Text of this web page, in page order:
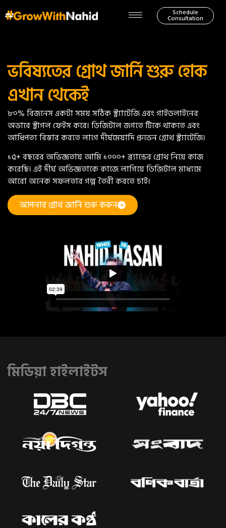
Schedule
Consultation
ভবিষ্যতের গ্রোথ জার্নি শুরু হোক
এখান থেকেই
৮০% বিজনেস একটা সময় সঠিক স্ট্র্যাটেজি এবং গাইডলাইনের
অভাবে স্ট্রাগল ফেইস করে। ডিজিটাল জগতে টিকে থাকতে এবং
আধিপত্য বিস্তার করতে লাগে দীর্ঘমেয়াদি প্রুভেন গ্রোথ স্ট্র্যাটেজি।
১৫+ বছরের অভিজ্ঞতায় আমি ১০০০+ ব্র্যান্ডের গ্রোথ নিয়ে কাজ
করেছি। এই দীর্ঘ অভিজ্ঞতাকে কাজে লাগিয়ে ডিজিটাল মাধ্যমে
আরো অনেক সফলতার গল্প তৈরী করতে চাই।
আপনার গ্রোথ জার্নি শুরু করুন
মিডিয়া হাইলাইটস